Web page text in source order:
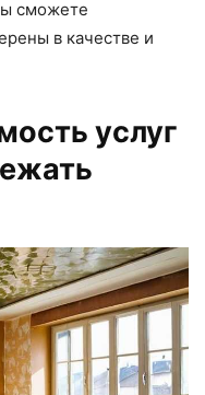
сможете
в качестве и
услуг